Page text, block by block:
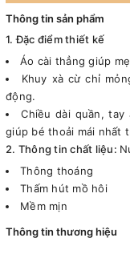
Thông tin sản phẩm
1. Đặc điểm thiết kế
Áo cài thẳng giúp
Khuy xà cừ chỉ
động.
Chiều dài quần,
giúp bé thoải mái nhất
2. Thông tin chất liệu:
Thông thoáng
Thấm hút mồ hôi
Mềm mịn
Thông tin thương hiệu